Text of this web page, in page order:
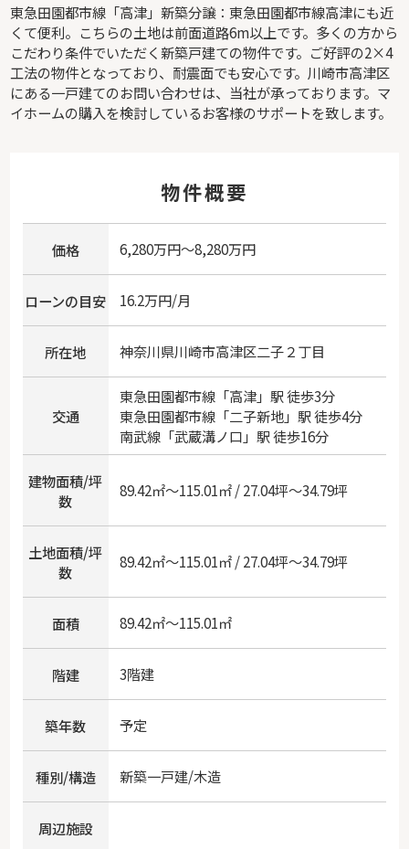
東急田園都市線「高津」新築分譲：東急田園都市線高津にも近
くて便利。こちらの土地は前面道路6m以上です。多くの方から
こだわり条件でいただく新築戸建ての物件です。ご好評の2×4
工法の物件となっており、耐震面でも安心です。川崎市高津区
にある一戸建てのお問い合わせは、当社が承っております。マ
イホームの購入を検討しているお客様のサポートを致します。
物件概要
価格 6,280万円～8,280万円
ローンの目安 16.2万円/月
所在地 神奈川県川崎市高津区二子２丁目
交通
東急田園都市線「高津」駅 徒歩3分
東急田園都市線「二子新地」駅 徒歩4分
南武線「武蔵溝ノ口 」駅 徒歩16分
建物面積/坪
数
89.42㎡～115.01㎡ / 27.04坪～34.79坪
土地面積/坪
数
89.42㎡～115.01㎡ / 27.04坪～34.79坪
面積 89.42㎡～115.01㎡
階建 3階建
築年数 予定
種別/構造 新築一戸建/木造
周辺施設